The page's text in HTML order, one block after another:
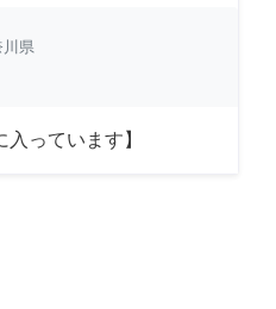
川県
っています】